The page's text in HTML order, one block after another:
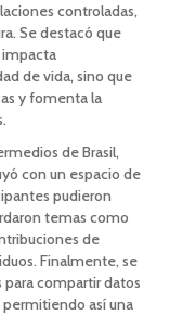
controladas,
Se destacó que
impacta
de vida, sino que
y fomenta la
de Brasil,
con un espacio de
pudieron
temas como
de
Finalmente, se
para compartir datos
así una